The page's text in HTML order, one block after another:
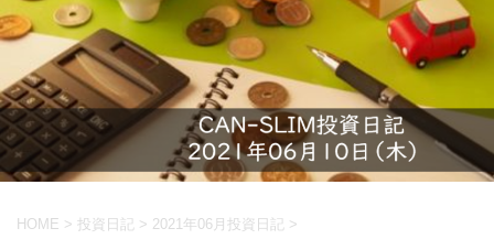
HOME > 投資日記 > 2021年06月投資日記 >